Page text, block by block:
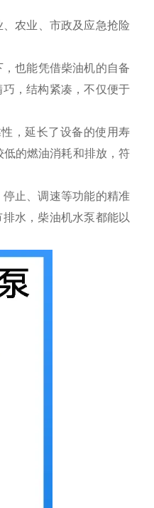
农业、市政及应急抢险
也能凭借柴油机的自备
，结构紧凑，不仅便于
，延长了设备的使用寿
的燃油消耗和排放，符
止、调速等功能的精准
水，柴油机水泵都能以